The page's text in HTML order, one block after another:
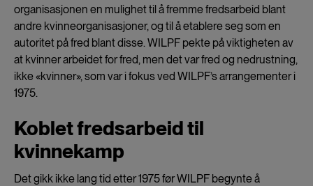
organisasjonen en mulighet til å fremme fredsarbeid blant
andre kvinneorganisasjoner, og til å etablere seg som en
autoritet på fred blant disse. WILPF pekte på viktigheten av
at kvinner arbeidet for fred, men det var fred og nedrustning,
ikke «kvinner», som var i fokus ved WILPF’s arrangementer i
1975.
Koblet fredsarbeid til
kvinnekamp
Det gikk ikke lang tid etter 1975 før WILPF begynte å